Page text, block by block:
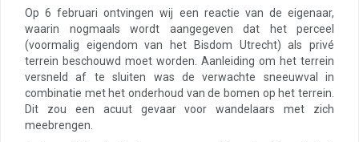
Op 6 februari ontvingen wij een reactie van de eigenaar,
waarin nogmaals wordt aangegeven dat het perceel
(voormalig eigendom van het Bisdom Utrecht) als privé
terrein beschouwd moet worden. Aanleiding om het terrein
versneld af te sluiten was de verwachte sneeuwval in
combinatie met het onderhoud van de bomen op het terrein.
Dit zou een acuut gevaar voor wandelaars met zich
meebrengen.